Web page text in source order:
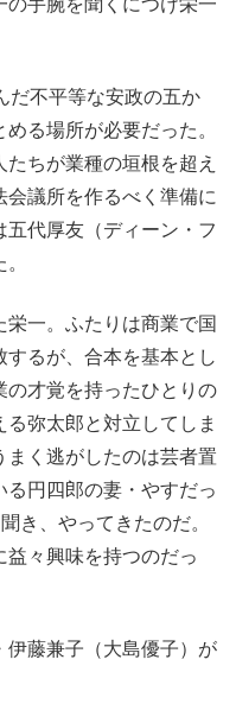
だ不平等な安政の五か
る場所が必要だった。
ちが業種の垣根を超え
議所を作るべく準備に
代厚友（ディーン・フ
一。ふたりは商業で国
るが、合本を基本とし
の才覚を持ったひとりの
弥太郎と対立してしま
まく逃がしたのは芸者置
円四郎の妻・やすだっ
き、やってきたのだ。
益々興味を持つのだっ
伊藤兼子（大島優子）が